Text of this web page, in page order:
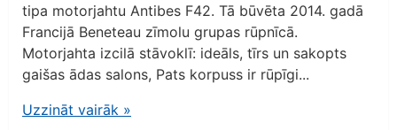
tipa motorjahtu Antibes F42. Tā būvēta 2014. gadā
Francijā Beneteau zīmolu grupas rūpnīcā.
Motorjahta izcilā stāvoklī: ideāls, tīrs un sakopts
gaišas ādas salons, Pats korpuss ir rūpīgi...
Uzzināt vairāk »